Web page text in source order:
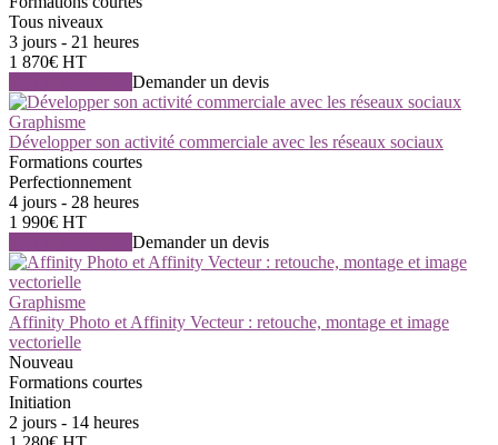
Tous niveaux
3 jours - 21 heures
1 870€ HT
Demander un devis
Graphisme
Développer son activité commerciale avec les réseaux sociaux
Formations courtes
Perfectionnement
4 jours - 28 heures
1 990€ HT
Demander un devis
Graphisme
Affinity Photo et Affinity Vecteur : retouche, montage et image
vectorielle
Nouveau
Formations courtes
Initiation
2 jours - 14 heures